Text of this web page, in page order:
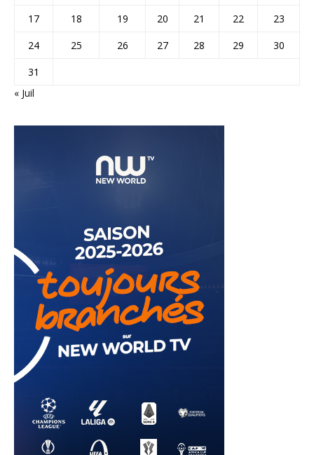
17
18 19 20 21 22
23
24
25 26 27 28 29
30
31
« Juil